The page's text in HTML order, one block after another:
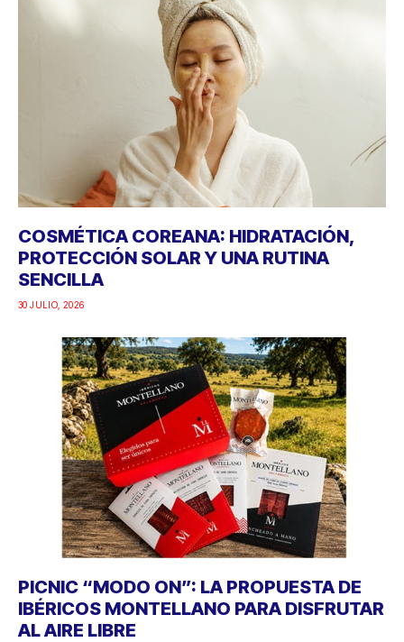
COSMÉTICA COREANA: HIDRATACIÓN,
PROTECCIÓN SOLAR Y UNA RUTINA
SENCILLA
30 JULIO, 2026
PICNIC “MODO ON”: LA PROPUESTA DE
IBÉRICOS MONTELLANO PARA DISFRUTAR
AL AIRE LIBRE